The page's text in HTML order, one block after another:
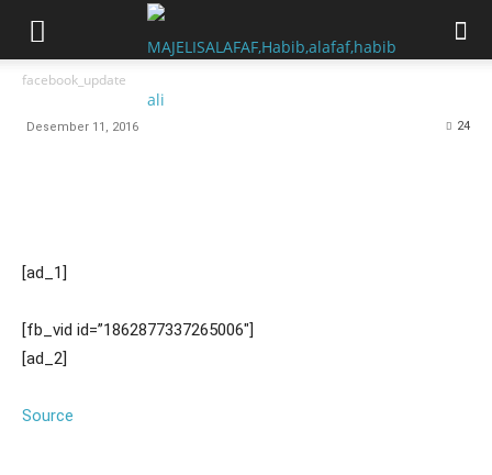
facebook_update
Desember 11, 2016 24
[ad_1]
[fb_vid id=”1862877337265006″]
[ad_2]
Source